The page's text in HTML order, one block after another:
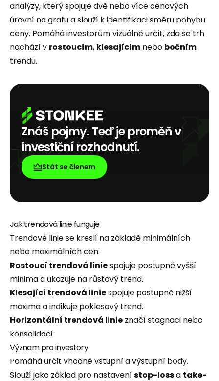
analýzy, který spojuje dvě nebo více cenových
úrovní na grafu a slouží k identifikaci směru pohybu
ceny. Pomáhá investorům vizuálně určit, zda se trh
nachází v rostoucím, klesajícím nebo bočním
trendu.
Znáš pojmy. Teď je proměň v
investiční rozhodnutí.
Stát se členem
Jak trendová linie funguje
Trendové linie se kreslí na základě minimálních
nebo maximálních cen:
Rostoucí trendová liniespojuje postupně vyšší
minima a ukazuje na růstový trend.
Klesající trendová liniespojuje postupně nižší
maxima a indikuje poklesový trend.
Horizontální trendová linie značí stagnaci nebo
konsolidaci.
Význam pro investory
Pomáhá určit vhodné vstupní a výstupní body.
Slouží jako základ pro nastavenístop-lossa take-